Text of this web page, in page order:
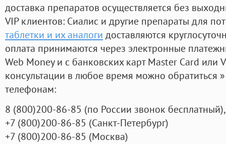
доставка препаратов осуществляется без
VIP клиентов: Сиалис и другие препараты для
таблетки и их аналоги доставляются
оплата принимаются через электронные
Web Money и с банковских карт Master Card или
консультации в любое время можно обратиться
телефонам:
8 (800)200-86-85 (по России звонок бесплатный),
+7 (800)200-86-85 (Санкт-Петербург)
+7 (800)200-86-85 (Москва)